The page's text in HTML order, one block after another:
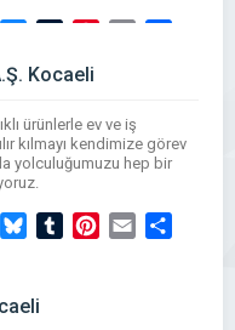
Kocaeli
ürünlerle ev ve iş
kılmayı kendimize görev
yolculuğumuzu hep bir
BlueskyTumblrPinterest
Email